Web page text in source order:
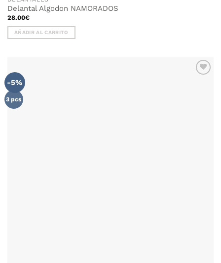
Delantal Algodon NAMORADOS
28.00€
AÑADIR AL CARRITO
-5%
3 pcs